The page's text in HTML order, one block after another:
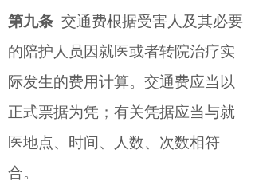
第九条 交通费根据受害人及其必要
的陪护人员因就医或者转院治疗实
际发生的费用计算。交通费应当以
正式票据为凭；有关凭据应当与就
医地点、时间、人数、次数相符
合。